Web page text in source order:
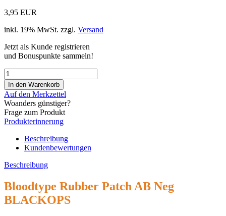
3,95 EUR
inkl. 19% MwSt. zzgl. Versand
Jetzt als Kunde registrieren
und Bonuspunkte sammeln!
Auf den Merkzettel
Woanders günstiger?
Frage zum Produkt
Produkterinnerung
Beschreibung
Kundenbewertungen
Beschreibung
Bloodtype Rubber Patch AB Neg
BLACKOPS